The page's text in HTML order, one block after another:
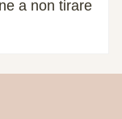
a non tirare